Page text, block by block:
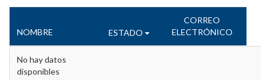
NOMBRE ESTADO
CORREO
ELECTRÓNICO
No hay datos
disponibles